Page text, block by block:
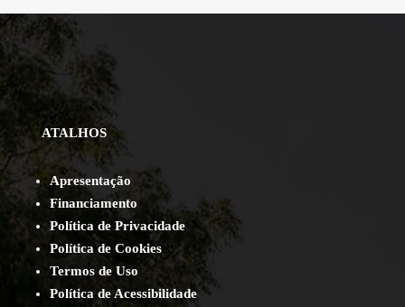
ATALHOS
Apresentação
Financiamento
Política de Privacidade
Política de Cookies
Termos de Uso
Política de Acessibilidade